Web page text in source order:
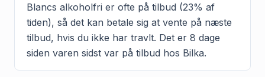
Blancs alkoholfri er ofte på tilbud (23% af
tiden), så det kan betale sig at vente på næste
tilbud, hvis du ikke har travlt. Det er 8 dage
siden varen sidst var på tilbud hos Bilka.